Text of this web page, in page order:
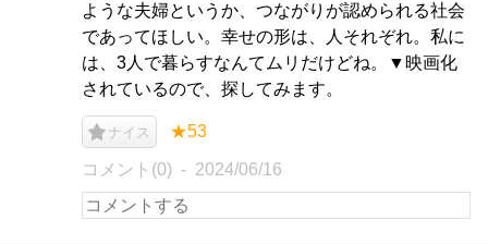
ような夫婦というか、つながりが認められる社会
であってほしい。幸せの形は、人それぞれ。私に
は、3人で暮らすなんてムリだけどね。▼映画化
されているので、探してみます。
ナイス ★53
コメント(0) 2024/06/16